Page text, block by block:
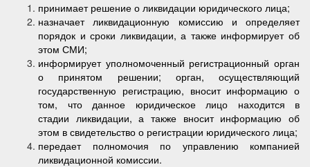
принимает решение о ликвидации юридического лица;
назначает ликвидационную комиссию и определяет
порядок и сроки ликвидации, а также информирует об
этом СМИ;
информирует уполномоченный регистрационный орган
о принятом решении; орган, осуществляющий
государственную регистрацию, вносит информацию о
том, что данное юридическое лицо находится в
стадии ликвидации, а также вносит информацию об
этом в свидетельство о регистрации юридического лица;
передает полномочия по управлению компанией
ликвидационной комиссии.